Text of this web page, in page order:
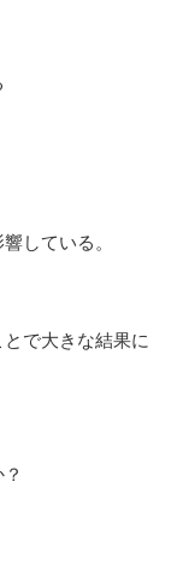
している。
で大きな結果に